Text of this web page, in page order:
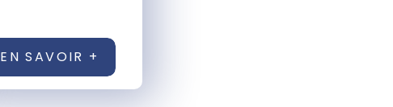
EN SAVOIR +